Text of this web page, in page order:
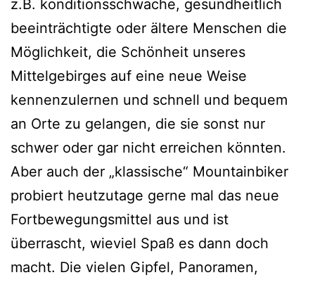
z.B. konditionsschwache, gesundheitlich
beeinträchtigte oder ältere Menschen die
Möglichkeit, die Schönheit unseres
Mittelgebirges auf eine neue Weise
kennenzulernen und schnell und bequem
an Orte zu gelangen, die sie sonst nur
schwer oder gar nicht erreichen könnten.
Aber auch der „klassische“ Mountainbiker
probiert heutzutage gerne mal das neue
Fortbewegungsmittel aus und ist
überrascht, wieviel Spaß es dann doch
macht. Die vielen Gipfel, Panoramen,